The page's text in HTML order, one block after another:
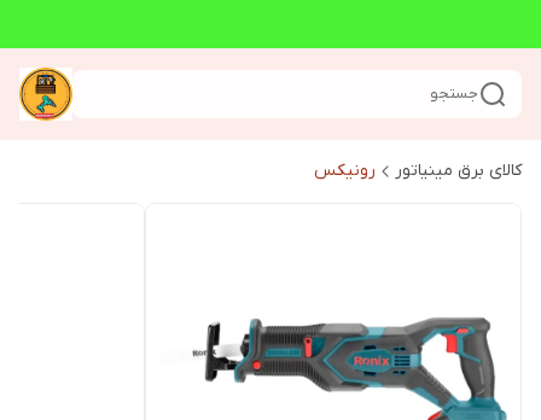
جستجو
کالای برق مینیاتور رونیکس